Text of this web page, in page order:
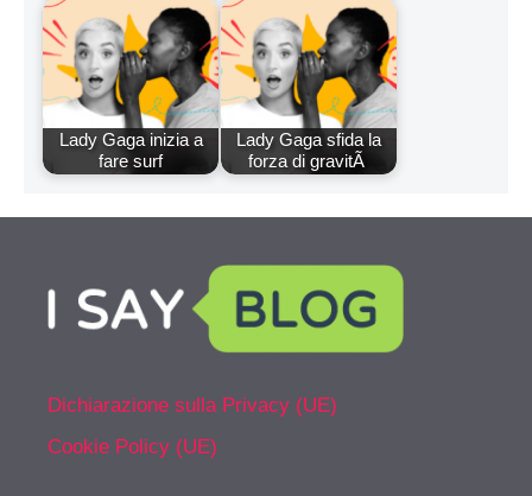
Lady Gaga inizia a
fare surf
Lady Gaga sfida la
forza di gravitÃ
Dichiarazione sulla Privacy (UE)
Cookie Policy (UE)